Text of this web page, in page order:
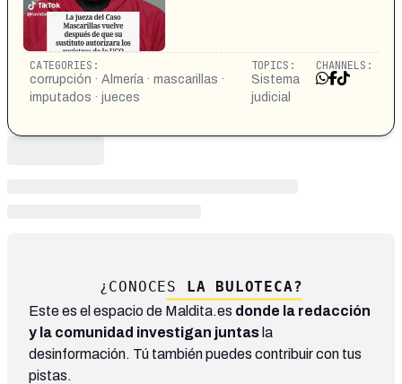
CATEGORIES:
corrupción · Almería · mascarillas ·
imputados · jueces
TOPICS:
Sistema
judicial
CHANNELS:
¿CONOCES LA BULOTECA?
Este es el espacio de Maldita.es donde la redacción
y la comunidad investigan juntas la
desinformación. Tú también puedes contribuir con tus
pistas.